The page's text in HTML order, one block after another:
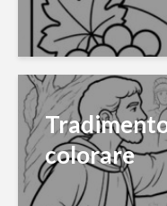
colorare